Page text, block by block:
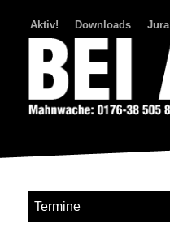
Aktiv! Downloads Jura
Termine